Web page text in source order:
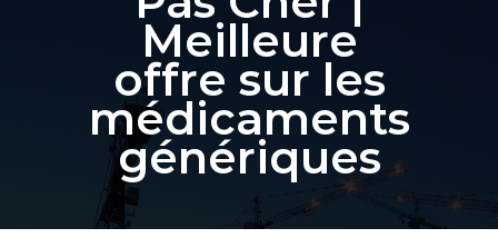
Meilleure
offre sur les
médicaments
génériques